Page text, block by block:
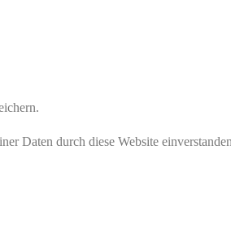
Daten durch diese Website